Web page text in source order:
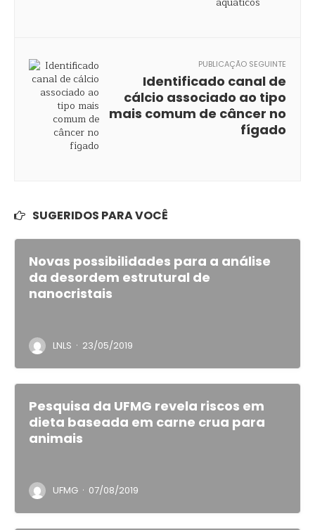
PUBLICAÇÃO SEGUINTE
Identificado canal de
cálcio associado ao tipo
mais comum de câncer no
fígado
SUGERIDOS PARA VOCÊ
Novas possibilidades para a análise
da desordem estrutural de
nanocristais
LNLS · 23/05/2019
Pesquisa da UFMG revela riscos em
dieta baseada em carne crua para
animais
UFMG · 07/08/2019